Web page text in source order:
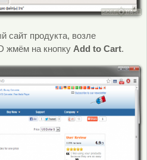
сайт продукта, возле
жмём на кнопку Add to Cart.